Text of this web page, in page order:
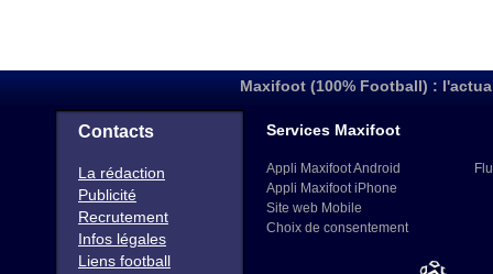
Maxifoot (100% Football) :
Contacts
La rédaction
Publicité
Recrutement
Infos légales
Liens football
Services Maxifoot
Appli Maxifoot Android
Appli Maxifoot iPhone
Site web Mobile
Choix de consentement